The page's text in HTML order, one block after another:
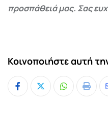
προσπάθειά μας. Σας
Κοινοποιήστε αυτή
Whatsapp
Print